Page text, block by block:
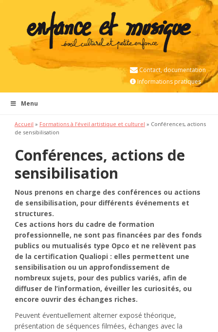
Contact, documentation
Informations pratiques
Menu
Accueil » Formations à l’éveil artistique et culturel » Conférences, actions
de sensibilisation
Conférences, actions de
sensibilisation
Nous prenons en charge des conférences ou actions
de sensibilisation, pour différents événements et
structures.
Ces actions hors du cadre de formation
professionnelle, ne sont pas financées par des fonds
publics ou mutualisés type Opco et ne relèvent pas
de la certification Qualiopi : elles permettent une
sensibilisation ou un approfondissement de
nombreux sujets, pour des publics variés, afin de
diffuser de l’information, éveiller les curiosités, ou
encore ouvrir des échanges riches.
Peuvent éventuellement alterner exposé théorique,
présentation de séquences filmées, échanges avec la